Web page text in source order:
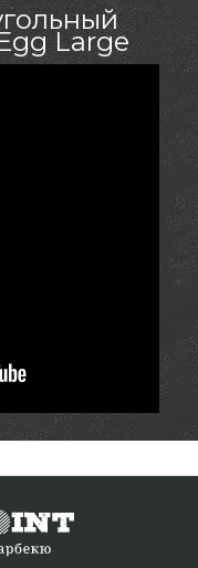
Large